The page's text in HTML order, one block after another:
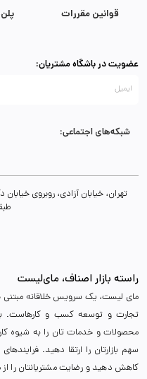
قوانین مقررات
عضویت در باشگاه مشتریان:
شبکه‌های اجتماعی:
طبقه
راسته بازار اصناف، مای‌لیست
مای لیست، یک سرویس خلاقانه مبتنی
تجارت و توسعه کسب و کارهاست. با
محصولات و خدمات تان را به شیوه
سهم بازارتان را ارتقا دهید.
کاهش دهید و رضایت مشتریانتان را